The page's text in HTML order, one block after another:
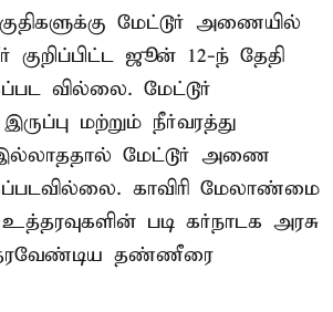
மேட்டூர் அணையில்
ஜூன் 12-ந் தேதி
வில்லை. மேட்டூர்
மற்றும் நீர்வரத்து
இல்லாததால் மேட்டூர் அணை
காவிரி மேலாண்மை
படி கர்நாடக அரசு
தரவேண்டிய தண்ணீரை